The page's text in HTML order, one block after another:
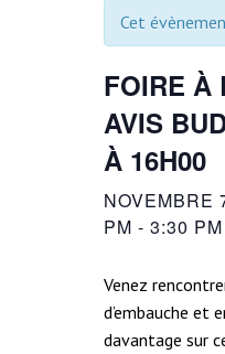
Cet
FOIRE À
AVIS
À 16H00
NOVEMBRE
PM - 3:30 PM
Venez
d’embauche et
davantage sur